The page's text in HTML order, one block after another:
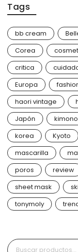
Tags
bb cream
Corea
critica
Europa
haori vintage
Japón
kimono
korea
Kyoto
mascarilla
poros
review
sheet mask
tonymoly